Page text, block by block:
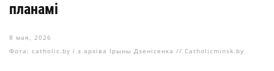
планамі
8 мая, 2026
Фота: catholic.by і з архіва Ірыны Дзенісенка // Catholicminsk.by